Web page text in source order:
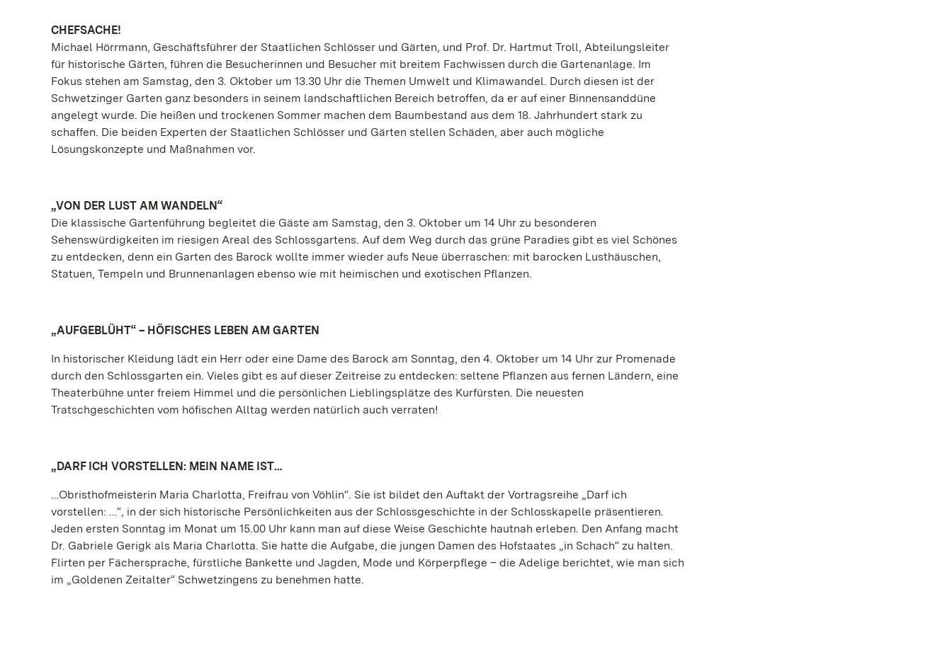
CHEFSACHE!
Michael Hörrmann, Geschäftsführer der Staatlichen Schlösser und Gärten, und Prof. Dr. Hartmut Troll, Abteilungsleiter
für historische Gärten, führen die Besucherinnen und Besucher mit breitem Fachwissen durch die Gartenanlage. Im
Fokus stehen am Samstag, den 3. Oktober um 13.30 Uhr die Themen Umwelt und Klimawandel. Durch diesen ist der
Schwetzinger Garten ganz besonders in seinem landschaftlichen Bereich betroffen, da er auf einer Binnensanddüne
angelegt wurde. Die heißen und trockenen Sommer machen dem Baumbestand aus dem 18. Jahrhundert stark zu
schaffen. Die beiden Experten der Staatlichen Schlösser und Gärten stellen Schäden, aber auch mögliche
Lösungskonzepte und Maßnahmen vor.
„VON DER LUST AM WANDELN“
Die klassische Gartenführung begleitet die Gäste am Samstag, den 3. Oktober um 14 Uhr zu besonderen
Sehenswürdigkeiten im riesigen Areal des Schlossgartens. Auf dem Weg durch das grüne Paradies gibt es viel Schönes
zu entdecken, denn ein Garten des Barock wollte immer wieder aufs Neue überraschen: mit barocken Lusthäuschen,
Statuen, Tempeln und Brunnenanlagen ebenso wie mit heimischen und exotischen Pflanzen.
„AUFGEBLÜHT“ – HÖFISCHES LEBEN AM GARTEN
In historischer Kleidung lädt ein Herr oder eine Dame des Barock am Sonntag, den 4. Oktober um 14 Uhr zur Promenade
durch den Schlossgarten ein. Vieles gibt es auf dieser Zeitreise zu entdecken: seltene Pflanzen aus fernen Ländern, eine
Theaterbühne unter freiem Himmel und die persönlichen Lieblingsplätze des Kurfürsten. Die neuesten
Tratschgeschichten vom höfischen Alltag werden natürlich auch verraten!
„DARF ICH VORSTELLEN: MEIN NAME IST…
…Obristhofmeisterin Maria Charlotta, Freifrau von Vöhlin“. Sie ist bildet den Auftakt der Vortragsreihe „Darf ich
vorstellen: …“, in der sich historische Persönlichkeiten aus der Schlossgeschichte in der Schlosskapelle präsentieren.
Jeden ersten Sonntag im Monat um 15.00 Uhr kann man auf diese Weise Geschichte hautnah erleben. Den Anfang macht
Dr. Gabriele Gerigk als Maria Charlotta. Sie hatte die Aufgabe, die jungen Damen des Hofstaates „in Schach“ zu halten.
Flirten per Fächersprache, fürstliche Bankette und Jagden, Mode und Körperpflege – die Adelige berichtet, wie man sich
im „Goldenen Zeitalter“ Schwetzingens zu benehmen hatte.